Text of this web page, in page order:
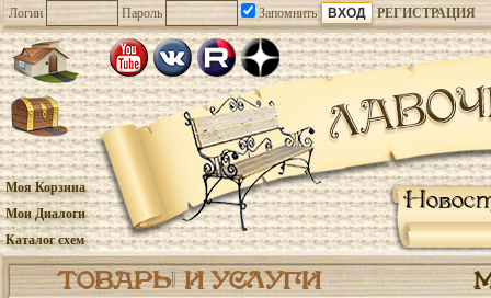
Логин Пароль Запомнить РЕГИСТРАЦИЯ
Моя Корзина
Мои Диалоги
Каталог схем
ТОВАРЫ И УСЛУГИ